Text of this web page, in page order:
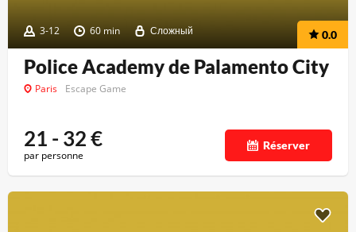
3-12 60 min Сложный 0.0
Police Academy de Palamento City
Paris Escape Game
21 - 32€
par personne
Réserver